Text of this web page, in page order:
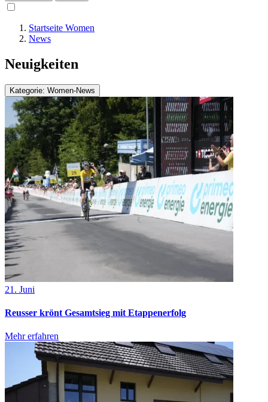
Startseite Women
News
Neuigkeiten
Kategorie: Women-News
21. Juni
Reusser krönt Gesamtsieg mit Etappenerfolg
Mehr erfahren